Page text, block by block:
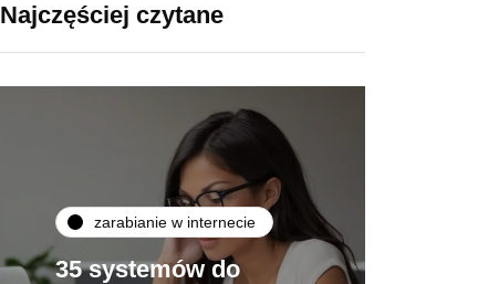
Najczęściej czytane
zarabianie w internecie
35 systemów do